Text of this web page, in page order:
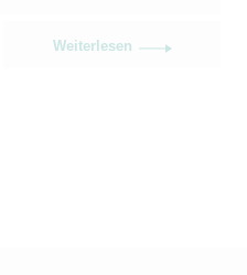
Weiterlesen